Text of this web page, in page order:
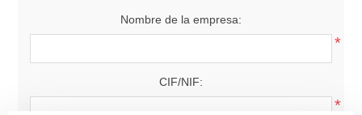
Nombre de la empresa:
*
CIF/NIF:
*